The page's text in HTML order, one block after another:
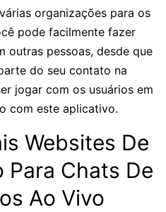
organizações para os
pode facilmente fazer
outras pessoas, desde que
do seu contato na
jogar com os usuários em
com este aplicativo.
Websites De
Para Chats De
Ao Vivo